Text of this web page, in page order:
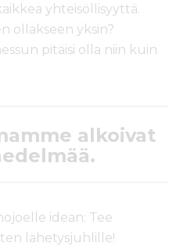
yhteisöllisyyttä.
ollakseen yksin?
pitäisi olla niin kuin
alkoivat
idean: Tee
lähetysjuhlille!